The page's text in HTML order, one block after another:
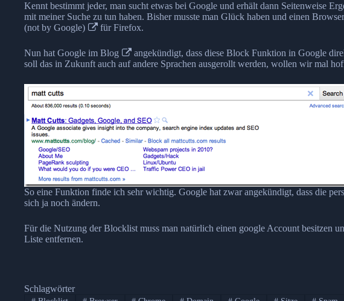
Kennt bestimmt jeder, man sucht etwas bei Google und erhält dann Seitenweise
mit meiner Suche zu tun haben. Bisher musste man Glück haben und einen
(not by Google)
für Firefox.
Nun hat Google im Blog
angekündigt, dass diese Block Funktion in Google
soll das in Zukunft auch auf andere Sprachen ausgerollt werden, wollen wir mal
So eine Funktion finde ich sehr wichtig. Google hat zwar angekündigt, dass die
sich ja noch ändern.
Für die Nutzung der Blocklist muss man natürlich einen google Account besitzen
Liste entfernen.
Schlagwörter